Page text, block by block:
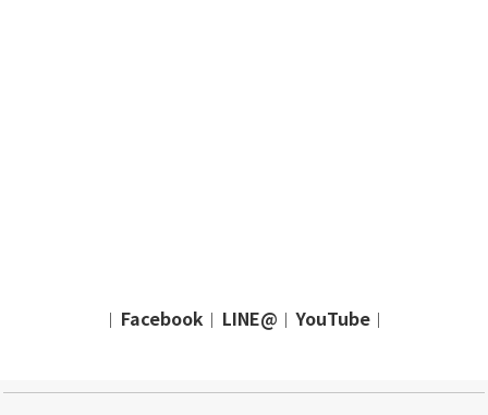
｜ Facebook ｜ LINE@ ｜ YouTube ｜